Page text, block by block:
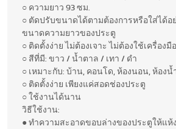
○ ความยาว 93 ซม.
○ ตัดปรับขนาดได้ตามต้องการหรือใส่ได้อ
ขนาดความยาวของประตู
○ ติดตั้งง่าย ไม่ต้องเจาะ ไม่ต้องใช้เครื่องมือ
○ สีที่มี: ขาว / น้ำตาล / เทา / ดำ
○ เหมาะกับ: บ้าน, คอนโด, ห้องนอน, ห้อง
○ ติดตั้งง่าย เพียงแค่สอดช่องประตู
○ ใช้งานได้นาน
วิธีใช้งาน:
● ทำความสะอาดขอบล่างของประตูให้แห้ง